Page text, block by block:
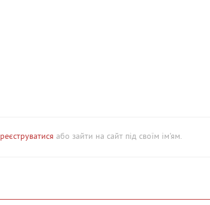
або зайти на сайт під своїм ім'ям.